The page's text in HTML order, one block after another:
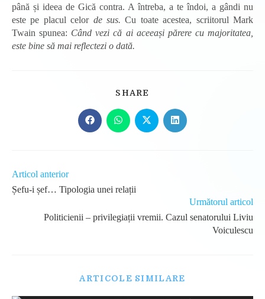
până și ideea de Gică contra. A întreba, a te îndoi, a gândi nu
este pe placul celor de sus.Cu toate acestea, scriitorul Mark
Twain spunea: Când vezi că ai aceeași părere cu majoritatea,
este bine să mai reflectezi o dată.
SHARE
CONTENT
Opens
in
Opens
in
Opens
in
Opens
in
Read
more
articles
Articol anterior
Șefu-i șef… Tipologia unei relații
Următorul articol
Politicienii – privilegiații vremii. Cazul senatorului Liviu
Voiculescu
ARTICOLE SIMILARE